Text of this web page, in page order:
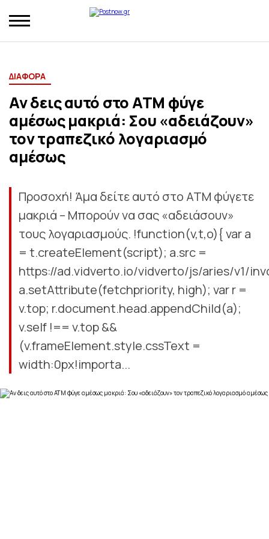
ΔΙΑΦΟΡΑ
Αν δεις αυτό στο ATM φύγε
αμέσως μακριά: Σου «αδειάζουν»
τον τραπεζικό λογαριασμό
αμέσως
Προσοχή! Άμα δείτε αυτό στο ATM φύγετε
μακριά – Μπορούν να σας «αδειάσουν»
τους λογαριασμούς. !function(v,t,o){ var a
= t.createElement(script); a.src =
https://ad.vidverto.io/vidverto/js/aries/v1/
a.setAttribute(fetchpriority, high); var r =
v.top; r.document.head.appendChild(a);
v.self !== v.top &&
(v.frameElement.style.cssText =
width:0px!importa...